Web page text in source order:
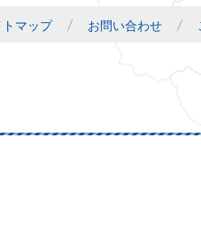
トマップ お問い合わせ